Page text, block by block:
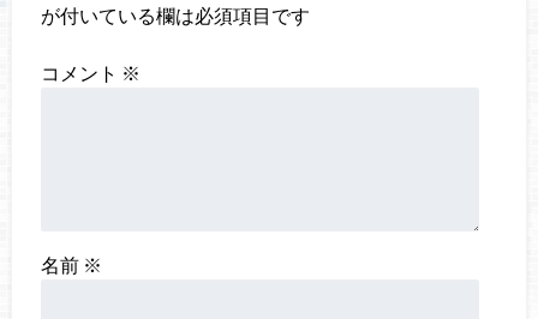
が付いている欄は必須項目です
コメント ※
名前 ※